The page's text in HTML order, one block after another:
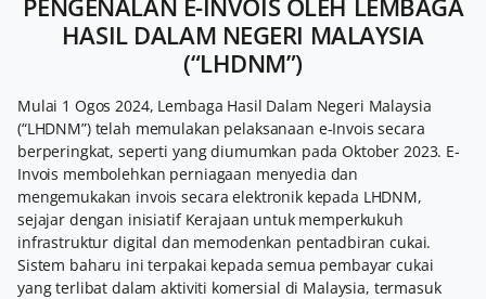
PENGENALAN E-INVOIS OLEH LEMBAGA
HASIL DALAM NEGERI MALAYSIA
(“LHDNM”)
Mulai 1 Ogos 2024, Lembaga Hasil Dalam Negeri Malaysia
(“LHDNM”) telah memulakan pelaksanaan e-Invois secara
berperingkat, seperti yang diumumkan pada Oktober 2023. E-
Invois membolehkan perniagaan menyedia dan
mengemukakan invois secara elektronik kepada LHDNM,
sejajar dengan inisiatif Kerajaan untuk memperkukuh
infrastruktur digital dan memodenkan pentadbiran cukai.
Sistem baharu ini terpakai kepada semua pembayar cukai
yang terlibat dalam aktiviti komersial di Malaysia, termasuk